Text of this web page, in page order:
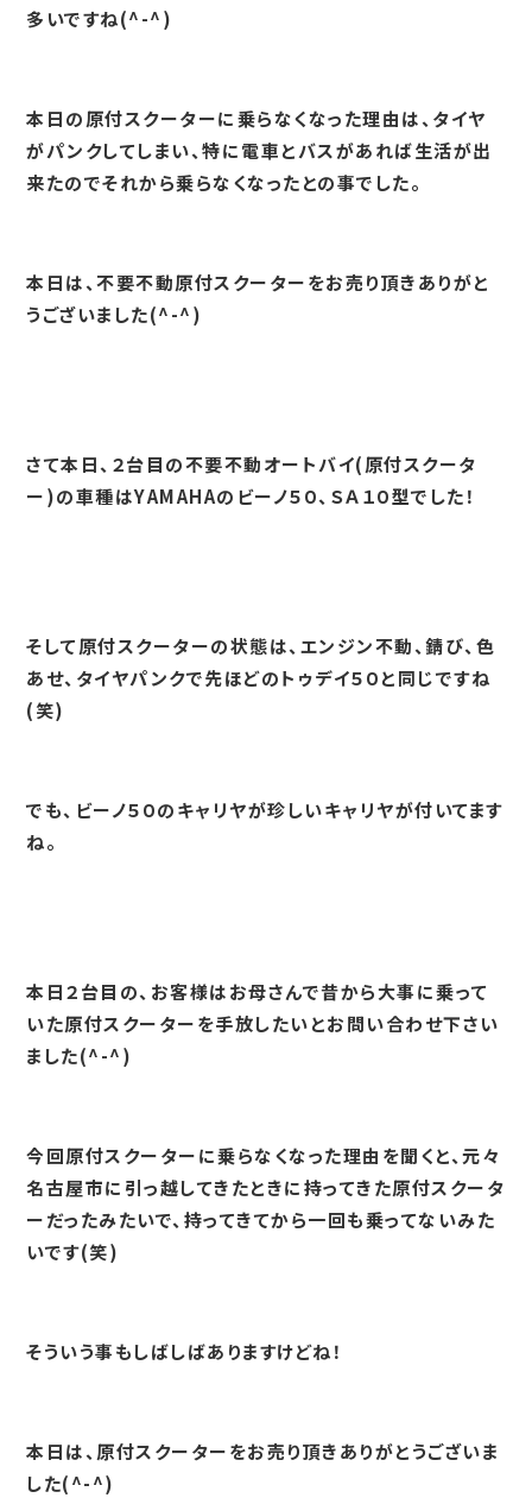
多いですね(^-^)
本日の原付スクーターに乗らなくなった理由は、タイヤ
がパンクしてしまい、特に電車とバスがあれば生活が出
来たのでそれから乗らなくなったとの事でした。
本日は、不要不動原付スクーターをお売り頂きありがと
うございました(^-^)
さて本日、２台目の不要不動オートバイ(原付スクータ
ー)の車種はYAMAHAのビーノ５０、ＳＡ１０型でした！
そして原付スクーターの状態は、エンジン不動、錆び、色
あせ、タイヤパンクで先ほどのトゥデイ５０と同じですね
(笑)
でも、ビーノ５０のキャリヤが珍しいキャリヤが付いてます
ね。
本日２台目の、お客様はお母さんで昔から大事に乗って
いた原付スクーターを手放したいとお問い合わせ下さい
ました(^-^)
今回原付スクーターに乗らなくなった理由を聞くと、元々
名古屋市に引っ越してきたときに持ってきた原付スクータ
ーだったみたいで、持ってきてから一回も乗ってないみた
いです(笑)
そういう事もしばしばありますけどね！
本日は、原付スクーターをお売り頂きありがとうございま
した(^-^)